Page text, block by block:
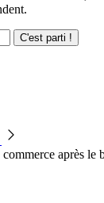
C'est parti !
après le